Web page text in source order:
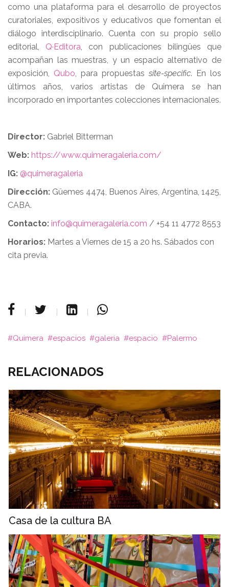
como una plataforma para el desarrollo de proyectos
curatoriales, expositivos y educativos que fomentan el
diálogo interdisciplinario. Cuenta con su propio sello
editorial, Q·Editora, con publicaciones bilingües que
acompañan las muestras, y un espacio alternativo de
exposición, Qubo, para propuestas site-specific. En los
últimos años, varios artistas de Quimera se han
incorporado en importantes colecciones internacionales.
Director: Gabriel Bitterman
Web: https://www.quimeragaleria.com/
IG: @quimeragaleria
Dirección: Güemes 4474, Buenos Aires, Argentina, 1425,
CABA.
Contacto: info@quimeragaleria.com / +54 11 4772 8553
Horarios: Martes a Viernes de 15 a 20 hs. Sábados con
cita previa.
Quimera espacios galeria espacio Palermo
RELACIONADOS
Casa de la cultura BA